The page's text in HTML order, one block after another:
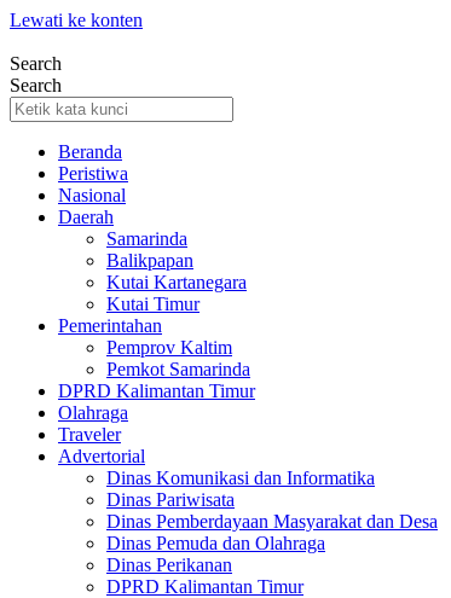
Lewati ke konten
Search
Search
Beranda
Peristiwa
Nasional
Daerah
Samarinda
Balikpapan
Kutai Kartanegara
Kutai Timur
Pemerintahan
Pemprov Kaltim
Pemkot Samarinda
DPRD Kalimantan Timur
Olahraga
Traveler
Advertorial
Dinas Komunikasi dan Informatika
Dinas Pariwisata
Dinas Pemberdayaan Masyarakat dan Desa
Dinas Pemuda dan Olahraga
Dinas Perikanan
DPRD Kalimantan Timur